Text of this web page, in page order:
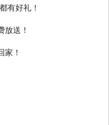
有好礼！
放送！
家！